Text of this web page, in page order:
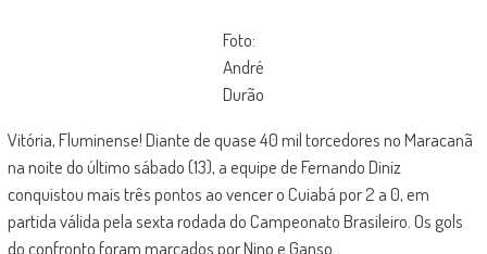
Foto:
André
Durão
Vitória, Fluminense! Diante de quase 40 mil torcedores no Maracanã
na noite do último sábado (13), a equipe de Fernando Diniz
conquistou mais três pontos ao vencer o Cuiabá por 2 a 0, em
partida válida pela sexta rodada do Campeonato Brasileiro. Os gols
do confronto foram marcados por Nino e Ganso.